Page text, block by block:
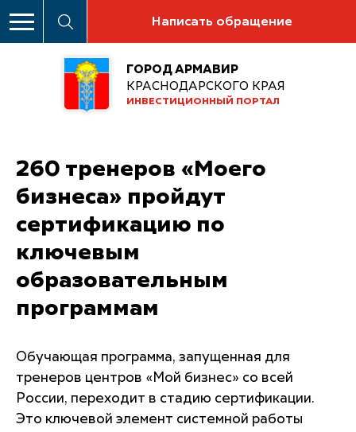
Написать обращение
ГОРОД АРМАВИР
КРАСНОДАРСКОГО КРАЯ
ИНВЕСТИЦИОННЫЙ ПОРТАЛ
260 тренеров «Моего
бизнеса» пройдут
сертификацию по
ключевым
образовательным
программам
Обучающая программа, запущенная для
тренеров центров «Мой бизнес» со всей
России, переходит в стадию сертификации.
Это ключевой элемент системной работы